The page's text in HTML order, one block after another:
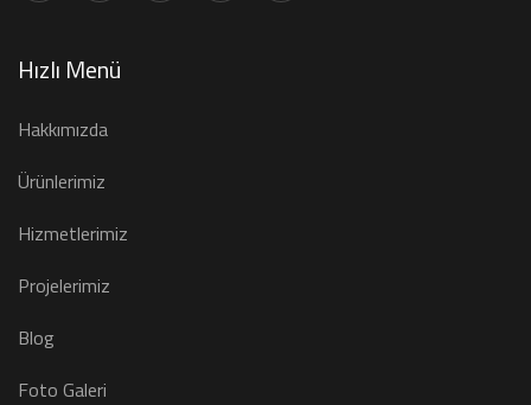
Hızlı Menü
Hakkımızda
Ürünlerimiz
Hizmetlerimiz
Projelerimiz
Blog
Foto Galeri